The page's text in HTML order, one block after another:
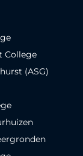
College
(ASG)